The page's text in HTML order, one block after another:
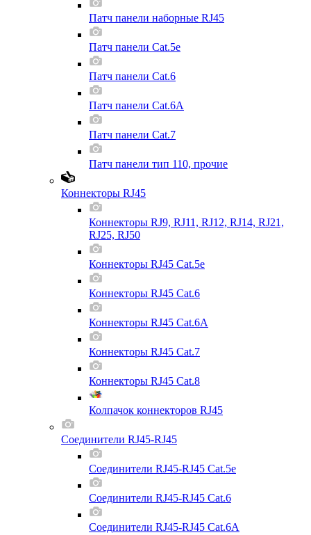
Патч панели наборные RJ45
Патч панели Cat.5e
Патч панели Cat.6
Патч панели Cat.6A
Патч панели Cat.7
Патч панели тип 110, прочие
Коннекторы RJ45
Коннекторы RJ9, RJ11, RJ12, RJ14, RJ21,
RJ25, RJ50
Коннекторы RJ45 Cat.5e
Коннекторы RJ45 Cat.6
Коннекторы RJ45 Cat.6A
Коннекторы RJ45 Cat.7
Коннекторы RJ45 Cat.8
Колпачок коннекторов RJ45
Соединители RJ45-RJ45
Соединители RJ45-RJ45 Cat.5e
Соединители RJ45-RJ45 Cat.6
Соединители RJ45-RJ45 Cat.6A